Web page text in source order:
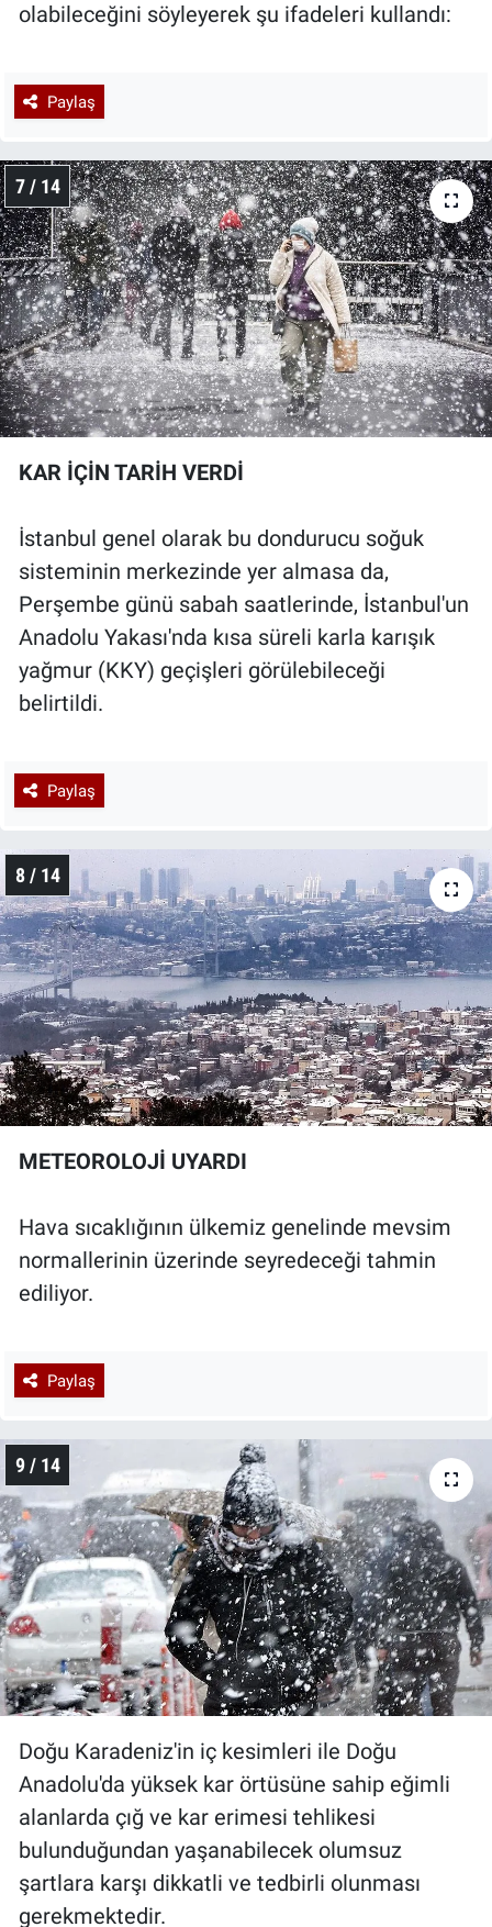
olabileceğini söyleyerek şu ifadeleri kullandı:
Paylaş
7 / 14
KAR İÇİN TARİH VERDİ
İstanbul genel olarak bu dondurucu soğuk
sisteminin merkezinde yer almasa da,
Perşembe günü sabah saatlerinde, İstanbul'un
Anadolu Yakası'nda kısa süreli karla karışık
yağmur (KKY) geçişleri görülebileceği
belirtildi.
Paylaş
8 / 14
METEOROLOJİ UYARDI
Hava sıcaklığının ülkemiz genelinde mevsim
normallerinin üzerinde seyredeceği tahmin
ediliyor.
Paylaş
9 / 14
Doğu Karadeniz'in iç kesimleri ile Doğu
Anadolu'da yüksek kar örtüsüne sahip eğimli
alanlarda çığ ve kar erimesi tehlikesi
bulunduğundan yaşanabilecek olumsuz
şartlara karşı dikkatli ve tedbirli olunması
gerekmektedir.